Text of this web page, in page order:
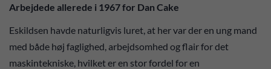
Arbejdede allerede i 1967 for Dan Cake
Eskildsen havde naturligvis luret, at her var der en ung mand
med både høj faglighed, arbejdsomhed og flair for det
maskintekniske, hvilket er en stor fordel for en